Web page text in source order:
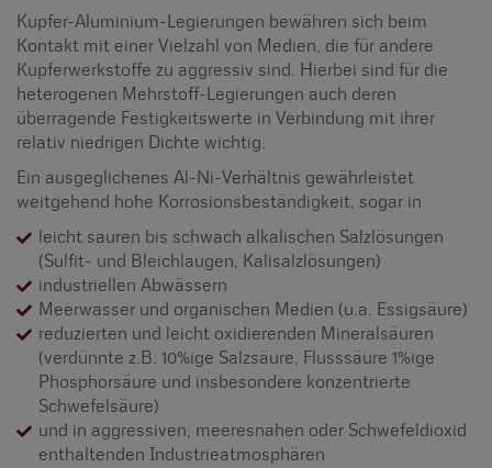
Kupfer-Aluminium-Legierungen bewähren sich beim
Kontakt mit einer Vielzahl von Medien, die für andere
Kupferwerkstoffe zu aggressiv sind. Hierbei sind für die
heterogenen Mehrstoff-Legierungen auch deren
überragende Festigkeitswerte in Verbindung mit ihrer
relativ niedrigen Dichte wichtig.
Ein ausgeglichenes Al-Ni-Verhältnis gewährleistet
weitgehend hohe Korrosionsbeständigkeit, sogar in
leicht sauren bis schwach alkalischen Salzlösungen
(Sulfit- und Bleichlaugen, Kalisalzlösungen)
industriellen Abwässern
Meerwasser und organischen Medien (u.a. Essigsäure)
reduzierten und leicht oxidierenden Mineralsäuren
(verdünnte z.B. 10%ige Salzsäure, Flusssäure 1%ige
Phosphorsäure und insbesondere konzentrierte
Schwefelsäure)
und in aggressiven, meeresnahen oder Schwefeldioxid
enthaltenden Industrieatmosphären